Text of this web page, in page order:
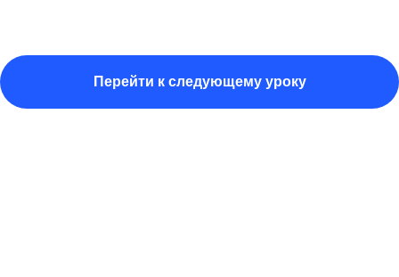
Перейти к следующему уроку